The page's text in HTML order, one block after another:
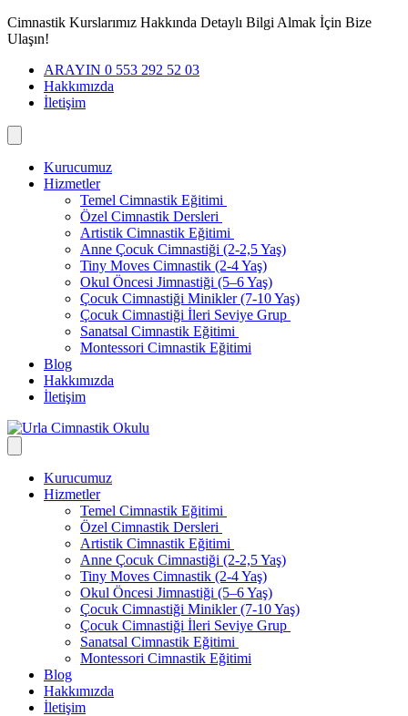
İçeriğe
geç
Cimnastik Kurslarımız Hakkında Detaylı Bilgi Almak İçin Bize
Ulaşın!
ARAYIN 0 553 292 52 03
Hakkımızda
İletişim
Kurucumuz
Hizmetler
Temel Cimnastik Eğitimi
Özel Cimnastik Dersleri
Artistik Cimnastik Eğitimi
Anne Çocuk Cimnastiği (2-2,5 Yaş)
Tiny Moves Cimnastik (2-4 Yaş)
Okul Öncesi Jimnastiği (5–6 Yaş)
Çocuk Cimnastiği Minikler (7-10 Yaş)
Çocuk Cimnastiği İleri Seviye Grup
Sanatsal Cimnastik Eğitimi
Montessori Cimnastik Eğitimi
Blog
Hakkımızda
İletişim
Kurucumuz
Hizmetler
Temel Cimnastik Eğitimi
Özel Cimnastik Dersleri
Artistik Cimnastik Eğitimi
Anne Çocuk Cimnastiği (2-2,5 Yaş)
Tiny Moves Cimnastik (2-4 Yaş)
Okul Öncesi Jimnastiği (5–6 Yaş)
Çocuk Cimnastiği Minikler (7-10 Yaş)
Çocuk Cimnastiği İleri Seviye Grup
Sanatsal Cimnastik Eğitimi
Montessori Cimnastik Eğitimi
Blog
Hakkımızda
İletişim